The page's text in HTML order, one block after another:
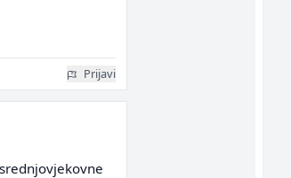
Prijavi